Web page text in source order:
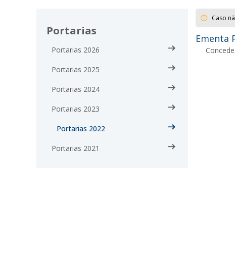
Portarias
Portarias 2026
Portarias 2025
Portarias 2024
Portarias 2023
Portarias 2022
Portarias 2021
Caso
Ementa